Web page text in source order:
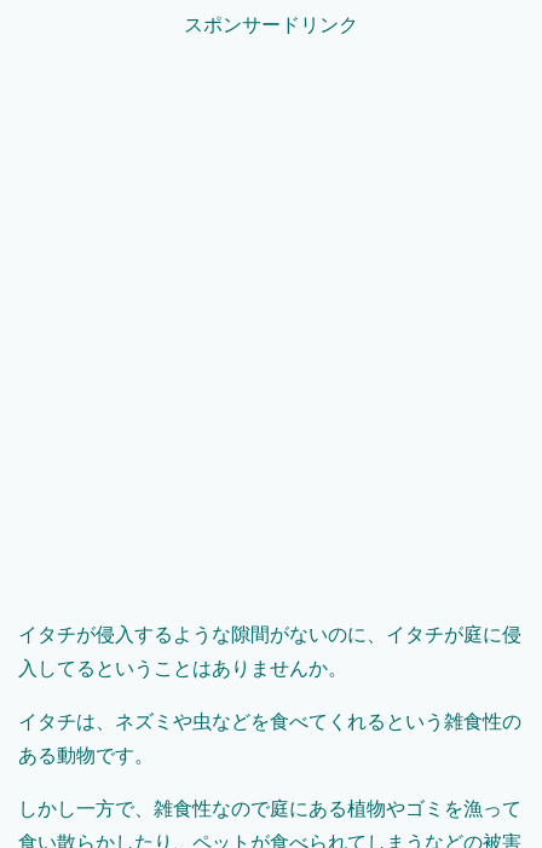
スポンサードリンク
イタチが侵入するような隙間がないのに、イタチが庭に侵
入してるということはありませんか。
イタチは、ネズミや虫などを食べてくれるという雑食性の
ある動物です。
しかし一方で、雑食性なので庭にある植物やゴミを漁って
食い散らかしたり、ペットが食べられてしまうなどの被害